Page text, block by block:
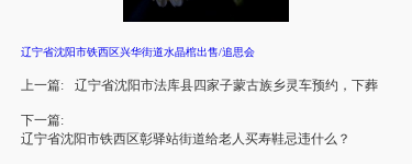
辽宁省沈阳市铁西区兴华街道水晶棺出售/追思会
上一篇: 辽宁省沈阳市法库县四家子蒙古族乡灵车预约，下葬
下一篇:
辽宁省沈阳市铁西区彰驿站街道给老人买寿鞋忌违什么？